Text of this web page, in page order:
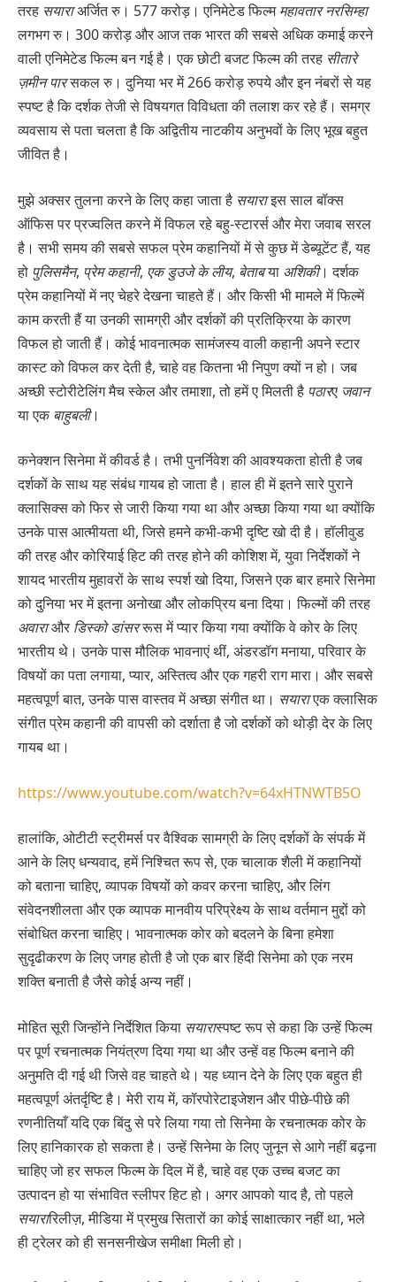
तरह सयाराअर्जित रु। 577 करोड़। एनिमेटेड फिल्ममहावतार नरसिम्हा
लगभग रु। 300 करोड़ और आज तक भारत की सबसे अधिक कमाई करने
वाली एनिमेटेड फिल्म बन गई है। एक छोटी बजट फिल्म की तरह सीतारे
ज़मीन पारसकल रु। दुनिया भर में 266 करोड़ रुपये और इन नंबरों से यह
स्पष्ट है कि दर्शक तेजी से विषयगत विविधता की तलाश कर रहे हैं। समग्र
व्यवसाय से पता चलता है कि अद्वितीय नाटकीय अनुभवों के लिए भूख बहुत
जीवित है।
मुझे अक्सर तुलना करने के लिए कहा जाता है सयाराइस साल बॉक्स
ऑफिस पर प्रज्वलित करने में विफल रहे बहु-स्टारर्स और मेरा जवाब सरल
है। सभी समय की सबसे सफल प्रेम कहानियों में से कुछ में डेब्यूटेंट हैं, यह
हो पुलिसमैन, प्रेम कहानी, एक डुउजे के लीय, बेताबया अशिकी। दर्शक
प्रेम कहानियों में नए चेहरे देखना चाहते हैं। और किसी भी मामले में फिल्में
काम करती हैं या उनकी सामग्री और दर्शकों की प्रतिक्रिया के कारण
विफल हो जाती हैं। कोई भावनात्मक सामंजस्य वाली कहानी अपने स्टार
कास्ट को विफल कर देती है, चाहे वह कितना भी निपुण क्यों न हो। जब
अच्छी स्टोरीटेलिंग मैच स्केल और तमाशा, तो हमें ए मिलती है पठारए जवान
या एकबाहुबली।
कनेक्शन सिनेमा में कीवर्ड है। तभी पुनर्निवेश की आवश्यकता होती है जब
दर्शकों के साथ यह संबंध गायब हो जाता है। हाल ही में इतने सारे पुराने
क्लासिक्स को फिर से जारी किया गया था और अच्छा किया गया था क्योंकि
उनके पास आत्मीयता थी, जिसे हमने कभी-कभी दृष्टि खो दी है। हॉलीवुड
की तरह और कोरियाई हिट की तरह होने की कोशिश में, युवा निर्देशकों ने
शायद भारतीय मुहावरों के साथ स्पर्श खो दिया, जिसने एक बार हमारे सिनेमा
को दुनिया भर में इतना अनोखा और लोकप्रिय बना दिया। फिल्मों की तरह
अवाराऔर डिस्को डांसररूस में प्यार किया गया क्योंकि वे कोर के लिए
भारतीय थे। उनके पास मौलिक भावनाएं थीं, अंडरडॉग मनाया, परिवार के
विषयों का पता लगाया, प्यार, अस्तित्व और एक गहरी राग मारा। और सबसे
महत्वपूर्ण बात, उनके पास वास्तव में अच्छा संगीत था। सयाराएक क्लासिक
संगीत प्रेम कहानी की वापसी को दर्शाता है जो दर्शकों को थोड़ी देर के लिए
गायब था।
https://www.youtube.com/watch?v=64xHTNWTB5O
हालांकि, ओटीटी स्ट्रीमर्स पर वैश्विक सामग्री के लिए दर्शकों के संपर्क में
आने के लिए धन्यवाद, हमें निश्चित रूप से, एक चालाक शैली में कहानियों
को बताना चाहिए, व्यापक विषयों को कवर करना चाहिए, और लिंग
संवेदनशीलता और एक व्यापक मानवीय परिप्रेक्ष्य के साथ वर्तमान मुद्दों को
संबोधित करना चाहिए। भावनात्मक कोर को बदलने के बिना हमेशा
सुदृढीकरण के लिए जगह होती है जो एक बार हिंदी सिनेमा को एक नरम
शक्ति बनाती है जैसे कोई अन्य नहीं।
मोहित सूरी जिन्होंने निर्देशित किया सयारास्पष्ट रूप से कहा कि उन्हें फिल्म
पर पूर्ण रचनात्मक नियंत्रण दिया गया था और उन्हें वह फिल्म बनाने की
अनुमति दी गई थी जिसे वह चाहते थे। यह ध्यान देने के लिए एक बहुत ही
महत्वपूर्ण अंतर्दृष्टि है। मेरी राय में, कॉरपोरेटाइजेशन और पीछे-पीछे की
रणनीतियाँ यदि एक बिंदु से परे लिया गया तो सिनेमा के रचनात्मक कोर के
लिए हानिकारक हो सकता है। उन्हें सिनेमा के लिए जुनून से आगे नहीं बढ़ना
चाहिए जो हर सफल फिल्म के दिल में है, चाहे वह एक उच्च बजट का
उत्पादन हो या संभावित स्लीपर हिट हो। अगर आपको याद है, तो पहले
सयारारिलीज़, मीडिया में प्रमुख सितारों का कोई साक्षात्कार नहीं था, भले
ही ट्रेलर को ही सनसनीखेज समीक्षा मिली हो।